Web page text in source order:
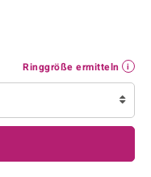
Ringgröße ermitteln